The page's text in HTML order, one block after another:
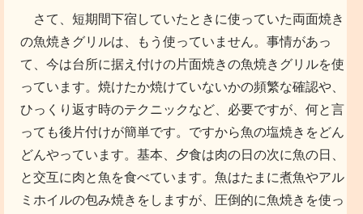
さて、短期間下宿していたときに使っていた両面焼き
の魚焼きグリルは、もう使っていません。事情があっ
て、今は台所に据え付けの片面焼きの魚焼きグリルを使
っています。焼けたか焼けていないかの頻繁な確認や、
ひっくり返す時のテクニックなど、必要ですが、何と言
っても後片付けが簡単です。ですから魚の塩焼きをどん
どんやっています。基本、夕食は肉の日の次に魚の日、
と交互に肉と魚を食べています。魚はたまに煮魚やアル
ミホイルの包み焼きをしますが、圧倒的に魚焼きを使っ